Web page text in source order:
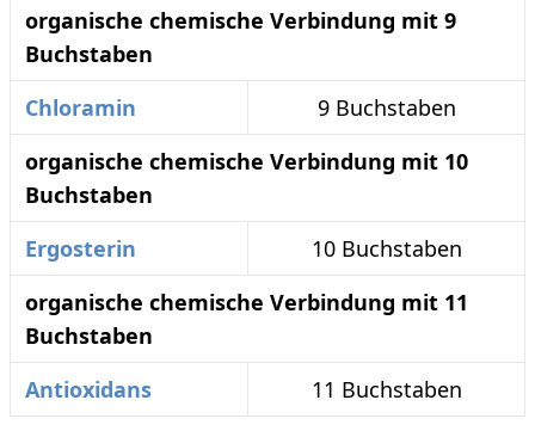
organische chemische Verbindung mit 9
Buchstaben
Chloramin
9 Buchstaben
organische chemische Verbindung mit 10
Buchstaben
Ergosterin
10 Buchstaben
organische chemische Verbindung mit 11
Buchstaben
Antioxidans
11 Buchstaben